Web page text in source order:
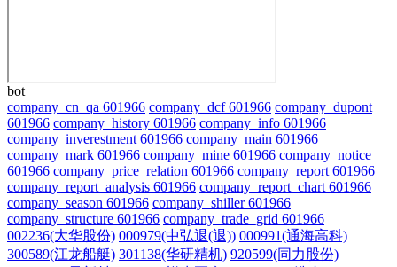
bot
company_cn_qa 601966 company_dcf 601966 company_dupont
601966 company_history 601966 company_info 601966
company_inverestment 601966 company_main 601966
company_mark 601966 company_mine 601966 company_notice
601966 company_price_relation 601966 company_report 601966
company_report_analysis 601966 company_report_chart 601966
company_season 601966 company_shiller 601966
company_structure 601966 company_trade_grid 601966
002236(大华股份) 000979(中弘退(退)) 000991(通海高科)
300589(江龙船艇) 301138(华研精机) 920599(同力股份)